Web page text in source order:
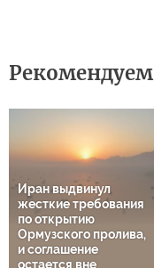
Рекомендуем
Иран выдвинул
жесткие требования
по открытию
Ормузского пролива,
и соглашение
остается вне